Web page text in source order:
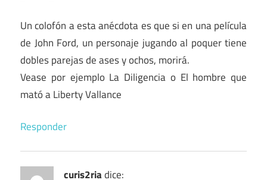
Un colofón a esta anécdota es que si en una película
de John Ford, un personaje jugando al poquer tiene
dobles parejas de ases y ochos, morirá.
Vease por ejemplo La Diligencia o El hombre que
mató a Liberty Vallance
Responder
curis2riadice: